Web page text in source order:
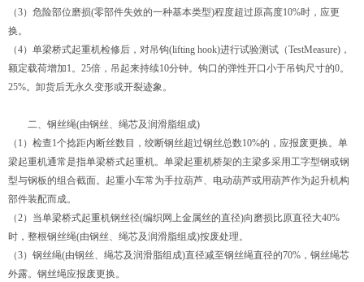
（3）危险部位磨损(零部件失效的一种基本类型)程度超过原高度10%时，应更
换。
（4） 单梁桥式起重机检修后，对吊钩(lifting hook)进行试验测试（TestMeasure)，
额定载荷增加1。25倍，吊起来持续10分钟。钩口的弹性开口小于吊钩尺寸的0。
25%。卸货后无永久变形或开裂迹象。
二、钢丝绳(由钢丝、绳芯及润滑脂组成)
（1）检查1个捻距内断丝数目，绞断钢丝超过钢丝总数10%的，应报废更换。 单
梁起重机通常是指单梁桥式起重机。 单梁起重机桥架的主梁多采用工字型钢或钢
型与钢板的组合截面。起重小车常为手拉葫芦、电动葫芦或用葫芦作为起升机构
部件装配而成。
（2）当单梁桥式起重机钢丝径(编织网上金属丝的直径)向磨损比原直径大40%
时，整根钢丝绳(由钢丝、绳芯及润滑脂组成)按废处理。
（3）钢丝绳(由钢丝、绳芯及润滑脂组成)直径减至钢丝绳直径的70%，钢丝绳芯
外露。钢丝绳应报废更换。